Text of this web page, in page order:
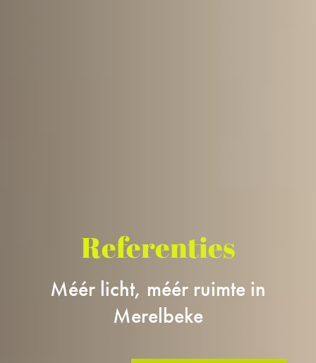
Referenties
Méér licht, méér ruimte in
Merelbeke